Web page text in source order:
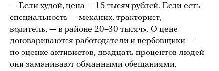
— Если худой, цена — 15 тысяч рублей. Если есть
специальность — механик, тракторист,
водитель, — в районе 20–30 тысяч». О цене
договариваются работодатели и вербовщики —
по оценке активистов, двадцать процентов людей
они заманивают обманными обещаниями,